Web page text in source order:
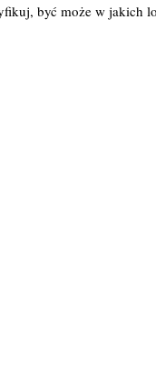
być może w jakich